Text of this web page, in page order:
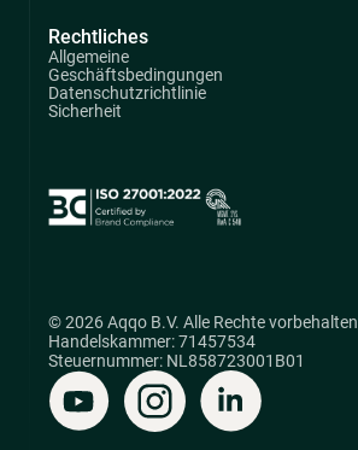
Rechtliches
Allgemeine
Geschäftsbedingungen
Datenschutzrichtlinie
Sicherheit
© 2026 Aqqo B.V. Alle Rechte vorbehalten
Handelskammer: 71457534
Steuernummer: NL858723001B01